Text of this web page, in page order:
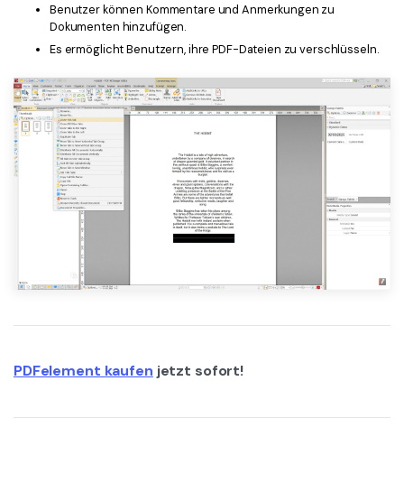
Benutzer können Kommentare und Anmerkungen zu
Dokumenten hinzufügen.
Es ermöglicht Benutzern, ihre PDF-Dateien zu verschlüsseln.
PDFelement kaufen jetzt sofort!